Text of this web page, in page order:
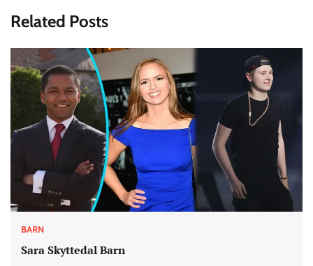
Related Posts
BARN
Sara Skyttedal Barn